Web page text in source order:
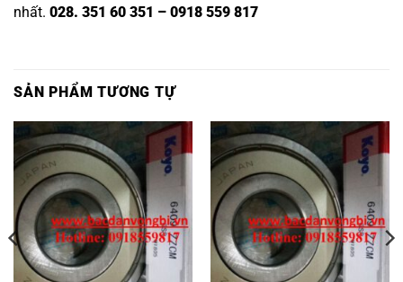
nhất. 028. 351 60 351 – 0918 559 817
SẢN PHẨM TƯƠNG TỰ